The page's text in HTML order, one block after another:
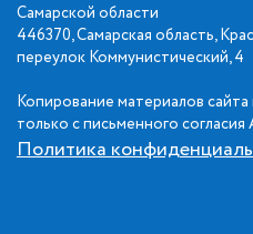
Самарской области
446370, Самарская область,
переулок Коммунистический, 4
Копирование материалов
только с письменного
Политика